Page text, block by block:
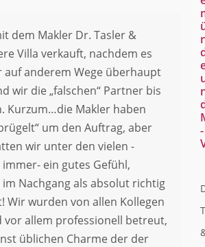
dem Makler Dr. Tasler &
Villa verkauft, nachdem es
auf anderem Wege überhaupt
wir die „falschen“ Partner bis
Kurzum…die Makler haben
um den Auftrag, aber
wir unter den vielen -
ein gutes Gefühl,
im Nachgang als absolut richtig
Wir wurden von allen Kollegen
vor allem professionell betreut,
üblichen Charme der der
-